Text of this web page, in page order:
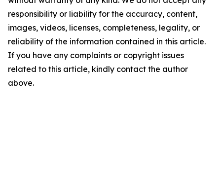
responsibility or liability for the accuracy, content,
images, videos, licenses, completeness, legality, or
reliability of the information contained in this article.
If you have any complaints or copyright issues
related to this article, kindly contact the author
above.